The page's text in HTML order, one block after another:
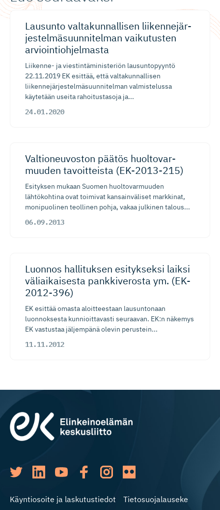
Lausunto valtakunnallisen liikennejär­
jes­tel­mä­suun­ni­telman vaikutusten
arviointioh­jelmasta
Liikenne- ja viestintäministeriön lausuntopyyntö
22.11.2019 EK esittää, että valtakunnallisen
liikennejärjestelmäsuunnitelman valmistelussa
käytetään useita rahoitustasoja ja...
24.01.2020
Valtioneu­voston päätös huoltovar­
muuden tavoitteista (EK-2013-215)
Esityksen mukaan Suomen huoltovarmuuden
lähtökohtina ovat toimivat kansainväliset markkinat,
monipuolinen teollinen pohja, vakaa julkinen talous...
06.09.2013
Luonnos hallituksen esitykseksi laiksi
väliaikaisesta pankkiverosta ym. (EK-
2012-396)
EK esittää omasta aloitteestaan lausuntonaan
luonnoksesta kunnioittavasti seuraavan. EK:n näkemys
EK vastustaa jäljempänä olevin perustein...
11.11.2012
Käyntiosoite ja laskutustiedot Tietosuojalauseke